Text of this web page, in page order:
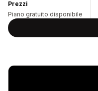
Prezzi
Piano gratuito disponibile